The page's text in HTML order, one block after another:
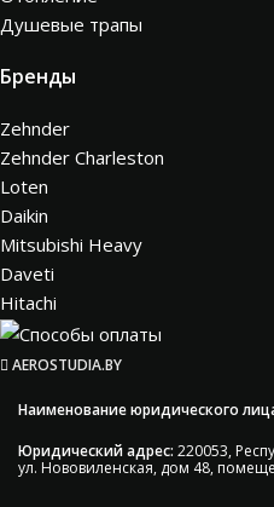
Душевые трапы
Бренды
Zehnder
Zehnder Charleston
Loten
Daikin
Mitsubishi Heavy
Daveti
Hitachi
AEROSTUDIA.BY
Наименование юридического
Юридический адрес: 220053,
ул. Нововиленская, дом 48,